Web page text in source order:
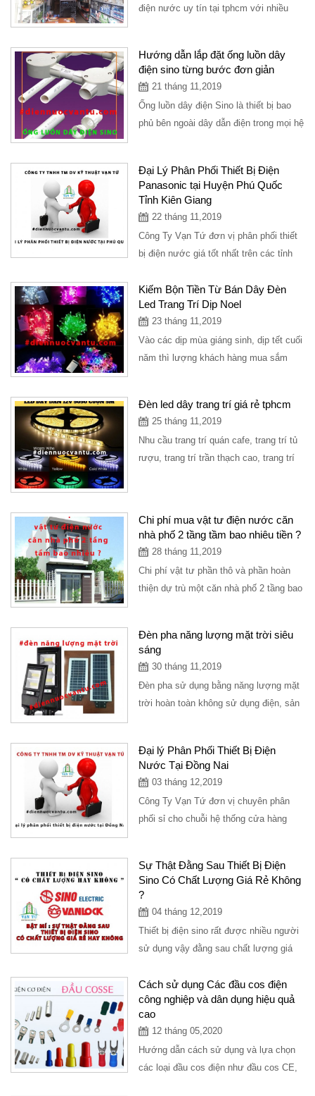
điện nước uy tín tại tphcm với nhiều
Hướng dẫn lắp đặt ống luồn dây
điện sino từng bước đơn giản
21 tháng 11,2019
Ống luồn dây điện Sino là thiết bị bao
phủ bên ngoài dây dẫn điện trong mọi hệ
Đại Lý Phân Phối Thiết Bị Điện
Panasonic tại Huyện Phú Quốc
Tỉnh Kiên Giang
22 tháng 11,2019
Công Ty Vạn Tứ đơn vị phân phối thiết
bị điện nước giá tốt nhất trên các tỉnh
Kiếm Bộn Tiền Từ Bán Dây Đèn
Led Trang Trí Dịp Noel
23 tháng 11,2019
Vào các dịp mùa giáng sinh, dịp tết cuối
năm thì lượng khách hàng mua sắm
Đèn led dây trang trí giá rẻ tphcm
25 tháng 11,2019
Nhu cầu trang trí quán cafe, trang trí tủ
rượu, trang trí trần thạch cao, trang trí
Chi phí mua vật tư điện nước căn
nhà phố 2 tầng tầm bao nhiêu tiền ?
28 tháng 11,2019
Chi phí vật tư phần thô và phần hoàn
thiện dự trù một căn nhà phố 2 tầng bao
Đèn pha năng lượng mặt trời siêu
sáng
30 tháng 11,2019
Đèn pha sử dụng bằng năng lượng mặt
trời hoàn toàn không sử dụng điện, sản
Đại lý Phân Phối Thiết Bị Điện
Nước Tại Đồng Nai
03 tháng 12,2019
Công Ty Vạn Tứ đơn vị chuyên phân
phối sỉ cho chuỗi hệ thống cửa hàng
Sự Thật Đằng Sau Thiết Bị Điện
Sino Có Chất Lượng Giá Rẻ Không
?
04 tháng 12,2019
Thiết bị điện sino rất được nhiều người
sử dụng vậy đằng sau chất lượng giá
Cách sử dụng Các đầu cos điện
công nghiệp và dân dụng hiệu quả
cao
12 tháng 05,2020
Hướng dẫn cách sử dụng và lựa chọn
các loại đầu cos điện như đầu cos CE,